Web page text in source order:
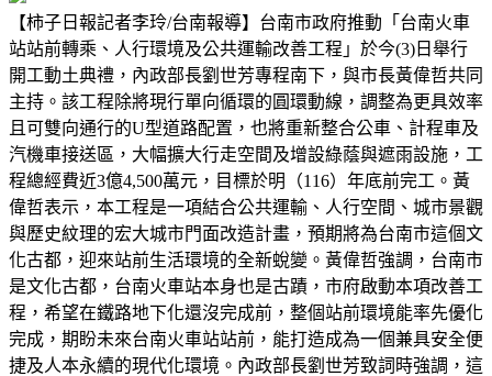
【柿子日報記者李玲/台南報導】台南市政府推動「台南火車
站站前轉乘、人行環境及公共運輸改善工程」於今(3)日舉行
開工動土典禮，內政部長劉世芳專程南下，與市長黃偉哲共同
主持。該工程除將現行單向循環的圓環動線，調整為更具效率
且可雙向通行的U型道路配置，也將重新整合公車、計程車及
汽機車接送區，大幅擴大行走空間及增設綠蔭與遮雨設施，工
程總經費近3億4,500萬元，目標於明（116）年底前完工。黃
偉哲表示，本工程是一項結合公共運輸、人行空間、城市景觀
與歷史紋理的宏大城市門面改造計畫，預期將為台南市這個文
化古都，迎來站前生活環境的全新蛻變。黃偉哲強調，台南市
是文化古都，台南火車站本身也是古蹟，市府啟動本項改善工
程，希望在鐵路地下化還沒完成前，整個站前環境能率先優化
完成，期盼未來台南火車站站前，能打造成為一個兼具安全便
捷及人本永續的現代化環境。內政部長劉世芳致詞時強調，這